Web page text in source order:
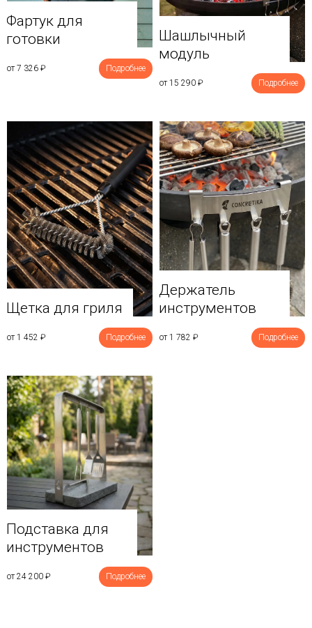
Фартук для
готовки
от 7 326 ₽ Подробнее
Шашлычный
модуль
от 15 290 ₽ Подробнее
Щетка для гриля
от 1 452 ₽ Подробнее
Держатель
инструментов
от 1 782 ₽ Подробнее
Подставка для
инструментов
от 24 200 ₽ Подробнее